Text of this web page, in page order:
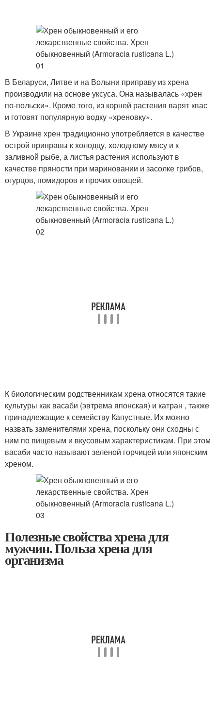
В Беларуси, Литве и на Волыни приправу из хрена
производили на основе уксуса. Она называлась «хрен
по-польски». Кроме того, из корней растения варят квас
и готовят популярную водку «хреновку».
В Украине хрен традиционно употребляется в качестве
острой приправы к холодцу, холодному мясу и к
заливной рыбе, а листья растения используют в
качестве пряности при мариновании и засолке грибов,
огурцов, помидоров и прочих овощей.
К биологическим родственникам хрена относятся такие
культуры как васаби (эвтрема японская) и катран , также
принадлежащие к семейству Капустные. Их можно
назвать заменителями хрена, поскольку они сходны с
ним по пищевым и вкусовым характеристикам. При этом
васаби часто называют зеленой горчицей или японским
хреном.
Полезные свойства хрена для
мужчин. Польза хрена для
организма